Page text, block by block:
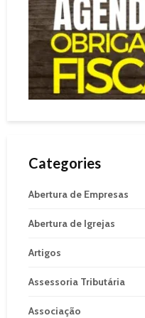
Categories
Abertura de Empresas
Abertura de Igrejas
Artigos
Assessoria Tributária
Associação